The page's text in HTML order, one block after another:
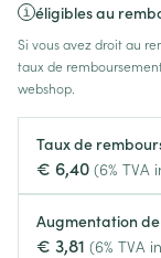
éligibles au
Si vous avez droit au
taux de
webshop.
Taux de
€ 6,40 (6% TVA
Augmentation
€ 3,81 (6% TVA